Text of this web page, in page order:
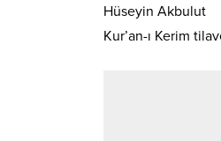
Hüseyin Akbulut
Kur’an-ı Kerim